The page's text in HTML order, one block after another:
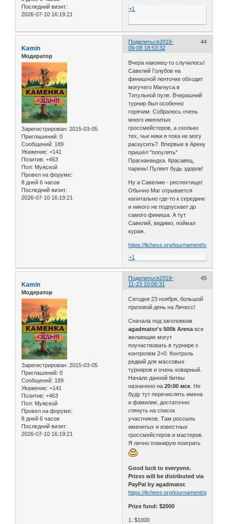
Последний визит:
2026-07-10 16:19:21
+1
Поделиться 44
2019-
09-08 18:53:32
Kamin
Модератор
Зарегистрирован: 2015-03-05
Приглашений: 0
Сообщений: 189
Уважение: +141
Позитив: +463
Пол: Мужской
Провел на форуме:
8 дней 6 часов
Последний визит:
2026-07-10 16:19:21
Вчера наконец-то случилось!
Савелий Голубов на
финишной ленточке обходит
могучего Магнуса в
Титульной пуле. Вчерашний
турнир был особенно
горячим. Собралось очень
много именитых
гроссмейстеров, а сколько
тех, чьи ники я пока не могу
раскусить? Впервые в Арену
пришёл "популять"
Прагнанандха. Красавец,
парень! Пуляет будь здоров!
Ну а Савелию - респектище!
Обычно Маг отрывается
капитально где-то к середине
и никого не подпускает до
самого финиша. А тут
Савелий, видимо, поймал
кураж.
https://lichess.org/tournament/sep19lta
+1
Поделиться 45
2019-
11-23 10:06:31
Kamin
Модератор
Зарегистрирован: 2015-03-05
Приглашений: 0
Сообщений: 189
Уважение: +141
Позитив: +463
Пол: Мужской
Провел на форуме:
8 дней 6 часов
Последний визит:
2026-07-10 16:19:21
Сегодня 23 ноября, большой
призовой день на Личесс!
Сначала под заголовком
agadmator's 500k Arenaвсе
желающие могут
поучаствовать в турнире с
контролем 2+0. Контроль
редкий для массовых
турниров и очень коварный.
Начало данной битвы
назначено на20:00 мск. Не
буду тут перечислять имена
и фамилии, достаточно
глянуть на список
участников. Там россыпь
именитых и известных
гроссмейстеров и мастеров.
Я лично планирую поиграть
Good luck to everyone.
Prizes will be distributed via
PayPal by agadmator.
https://lichess.org/tournament/
Prize fund: $2000
1. $1000